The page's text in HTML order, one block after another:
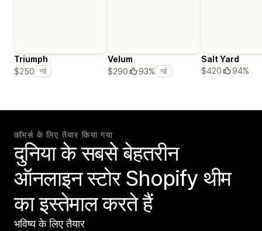
Triumph
$250
नई
Velum
$290
93% नई
Salt Yard
$420
94%
कॉमर्स के लिए तैयार किया गया
दुनिया के सबसे बेहतरीन
ऑनलाइन स्टोर Shopify थीम
का इस्तेमाल करते हैं
भविष्य के लिए तैयार